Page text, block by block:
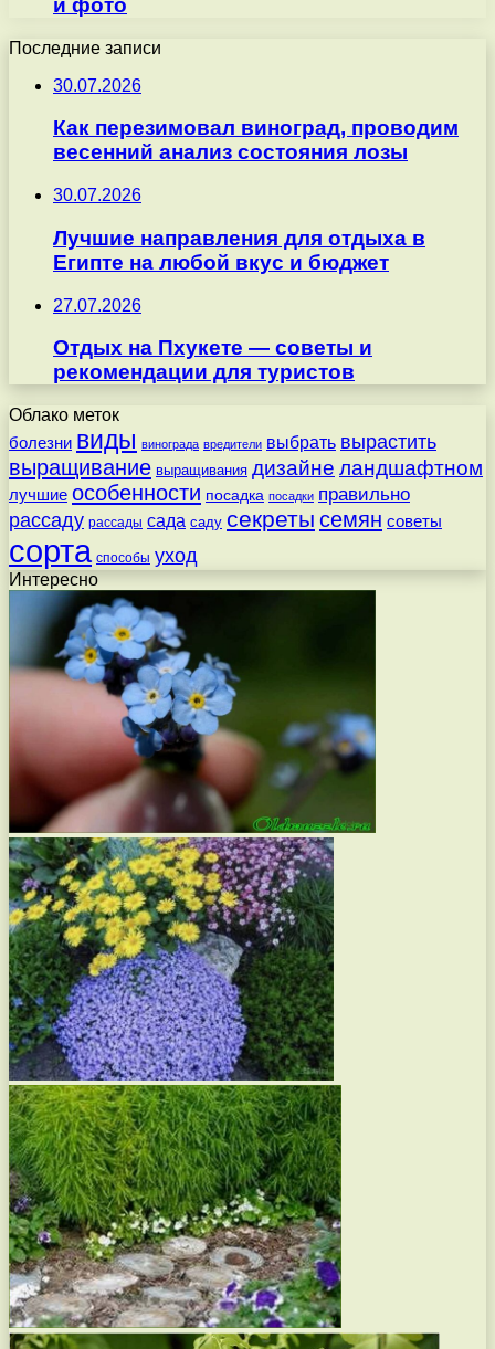
и фото
Последние записи
30.07.2026
Как перезимовал виноград, проводим
весенний анализ состояния лозы
30.07.2026
Лучшие направления для отдыха в
Египте на любой вкус и бюджет
27.07.2026
Отдых на Пхукете — советы и
рекомендации для туристов
Облако меток
болезни виды винограда вредители выбрать вырастить
выращивание выращивания дизайне ландшафтном
лучшие особенности посадка посадки правильно
рассаду рассады сада саду секреты семян советы
сорта способы уход
Интересно